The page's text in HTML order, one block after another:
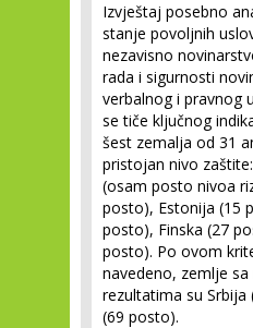
Izvještaj posebno
stanje povoljnih
nezavisno
rada i sigurnosti
verbalnog i pravnog
se tiče ključnog
šest zemalja od 31
pristojan nivo
(osam posto nivoa
posto), Estonija (15
posto), Finska (27
posto). Po ovom
navedeno, zemlje
rezultatima su Srbija
(69 posto).